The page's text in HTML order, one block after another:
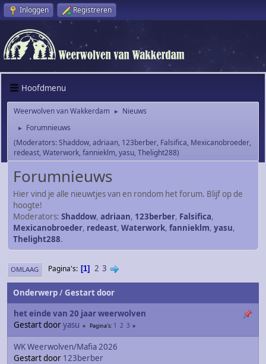
Inloggen Registreren
Hoofdmenu
Weerwolven van Wakkerdam ► Nieuws
►
Forumnieuws
(Moderators:Shaddow, adriaan, 123berber, Falsifica, Mexicanobroeder,
redeast, Waterwork, fannieklm, yasu, Thelight288)
Forumnieuws
Hier vind je alle nieuwtjes van en rondom het forum. Blijf op de
hoogte!
Moderators: Shaddow, adriaan, 123berber, Falsifica,
Mexicanobroeder, redeast, Waterwork, fannieklm, yasu,
Thelight288.
OMLAAG Pagina's 1 2 3
Onderwerp/Gestart door
het einde van 20 jaar weerwolven
Gestart dooryasu Pagina's 1 2 3
WK Weerwolven/Mafia 2026
Gestart door 123berber